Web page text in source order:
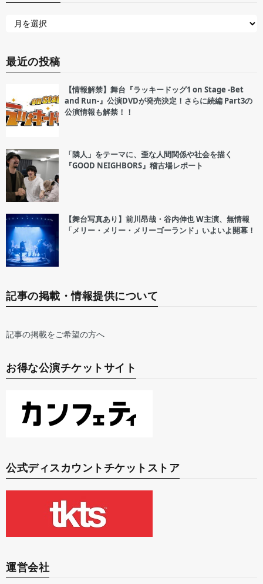
最近の投稿
【情報解禁】舞台『ラッキードッグ1 on Stage -Bet
and Run-』公演DVDが発売決定！さらに続編 Part3の
公演情報も解禁！！
「隣人」をテーマに、歪な人間関係や社会を描く
『GOOD NEIGHBORS』稽古場レポート
【舞台写真あり】前川昂哉・谷内伸也 W主演、無情報
「メリー・メリー・メリーゴーランド」いよいよ開幕！
記事の掲載・情報提供について
記事の掲載をご希望の方へ
お得な公演チケットサイト
公式ディスカウントチケットストア
運営会社